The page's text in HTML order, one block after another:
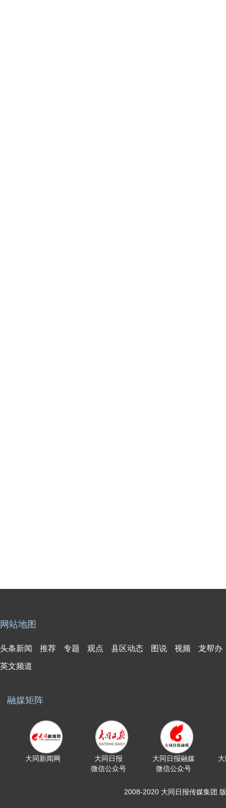
网站地图
头条新闻 推荐 专题 观点 县区动态 图说 视频 龙帮办
英文频道
融媒矩阵
大同新闻网
大同日报
微信公众号
大同日报融媒
微信公众号
2008-2020 大同日报传媒集团